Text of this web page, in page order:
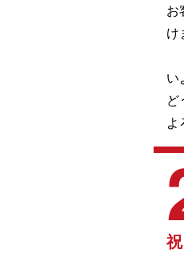
お
け
い
ど
よ